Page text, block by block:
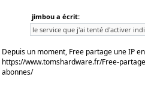
jimbou a écrit:
le service que j'ai tenté d'activer
Depuis un moment, Free partage une IP
https://www.tomshardware.fr/Free-
abonnes/